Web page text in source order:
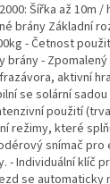
Šířka až 10m
brány Základní
- Četnost
-
aktivní
se solární
použití
režimy, které
snímač
Individuální klíč
se